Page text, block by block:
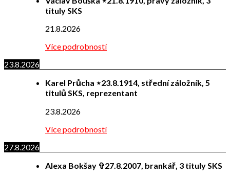
tituly SKS
21.8.2026
Více podrobností
23.8.2026
Karel Průcha ⋆23.8.1914, střední záložník, 5
titulů SKS, reprezentant
23.8.2026
Více podrobností
27.8.2026
Alexa Bokšay ✞27.8.2007, brankář, 3 tituly SKS